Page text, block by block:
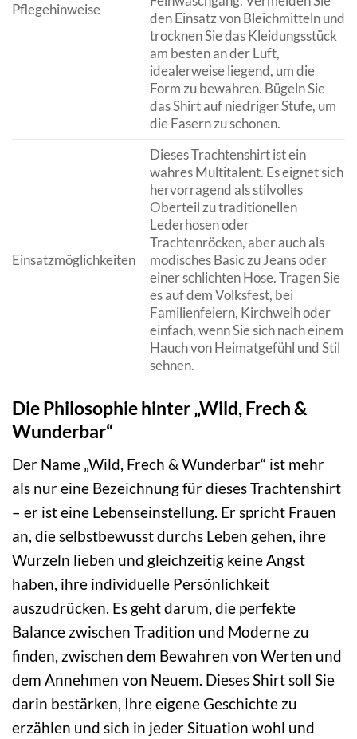
Pflegehinweise
den Einsatz von Bleichmitteln und
trocknen Sie das Kleidungsstück
am besten an der Luft,
idealerweise liegend, um die
Form zu bewahren. Bügeln Sie
das Shirt auf niedriger Stufe, um
die Fasern zu schonen.
Einsatzmöglichkeiten
Dieses Trachtenshirt ist ein
wahres Multitalent. Es eignet sich
hervorragend als stilvolles
Oberteil zu traditionellen
Lederhosen oder
Trachtenröcken, aber auch als
modisches Basic zu Jeans oder
einer schlichten Hose. Tragen Sie
es auf dem Volksfest, bei
Familienfeiern, Kirchweih oder
einfach, wenn Sie sich nach einem
Hauch von Heimatgefühl und Stil
sehnen.
Die Philosophie hinter „Wild, Frech &
Wunderbar“
Der Name „Wild, Frech & Wunderbar“ ist mehr
als nur eine Bezeichnung für dieses Trachtenshirt
– er ist eine Lebenseinstellung. Er spricht Frauen
an, die selbstbewusst durchs Leben gehen, ihre
Wurzeln lieben und gleichzeitig keine Angst
haben, ihre individuelle Persönlichkeit
auszudrücken. Es geht darum, die perfekte
Balance zwischen Tradition und Moderne zu
finden, zwischen dem Bewahren von Werten und
dem Annehmen von Neuem. Dieses Shirt soll Sie
darin bestärken, Ihre eigene Geschichte zu
erzählen und sich in jeder Situation wohl und